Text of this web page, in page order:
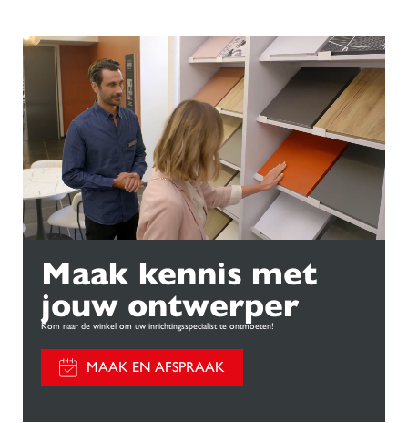
Maak kennis met
jouw ontwerper
Kom naar de winkel om uw inrichtingsspecialist te ontmoeten!
MAAK EN AFSPRAAK